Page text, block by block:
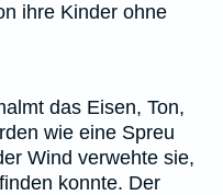
ihre Kinder ohne
das Eisen, Ton,
wie eine Spreu
Wind verwehte sie,
konnte. Der